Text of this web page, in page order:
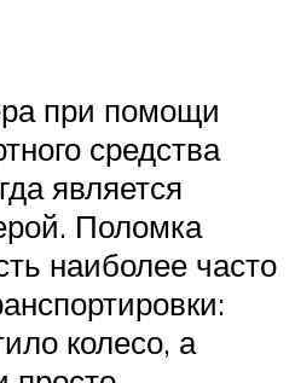
при помощи
средства
является
Поломка
наиболее часто
колесо, а